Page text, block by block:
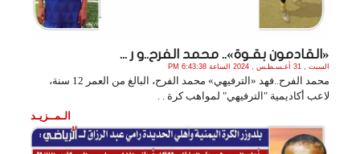
«القادمون بقـوة».. محمد الفرح..و ر ...
السبت , 31 أغـسـطـس , 2024 الساعة 6:43:38 PM
محمد الفرح..فهد «الترفيهي» محمد الفرح، البالغ من العمر 12 سنة،
لاعب أكاديمية "الترفيهي" لمواهب كرة . .
الـمــزيـد